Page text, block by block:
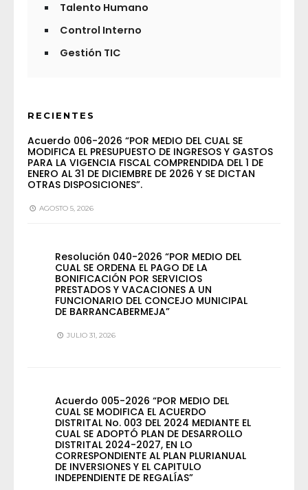
Talento Humano
Control Interno
Gestión TIC
RECIENTES
Acuerdo 006-2026 “POR MEDIO DEL CUAL SE
MODIFICA EL PRESUPUESTO DE INGRESOS Y GASTOS
PARA LA VIGENCIA FISCAL COMPRENDIDA DEL 1 DE
ENERO AL 31 DE DICIEMBRE DE 2026 Y SE DICTAN
OTRAS DISPOSICIONES”.
AGOSTO 5, 2026
Resolución 040-2026 “POR MEDIO DEL
CUAL SE ORDENA EL PAGO DE LA
BONIFICACIÓN POR SERVICIOS
PRESTADOS Y VACACIONES A UN
FUNCIONARIO DEL CONCEJO MUNICIPAL
DE BARRANCABERMEJA”
JULIO 31, 2026
Acuerdo 005-2026 “POR MEDIO DEL
CUAL SE MODIFICA EL ACUERDO
DISTRITAL No. 003 DEL 2024 MEDIANTE EL
CUAL SE ADOPTÓ PLAN DE DESARROLLO
DISTRITAL 2024-2027, EN LO
CORRESPONDIENTE AL PLAN PLURIANUAL
DE INVERSIONES Y EL CAPITULO
INDEPENDIENTE DE REGALÍAS”